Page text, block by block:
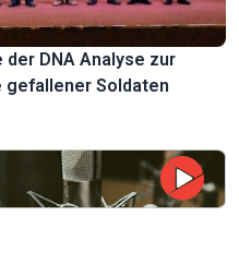
DNA Analyse zur
Soldaten